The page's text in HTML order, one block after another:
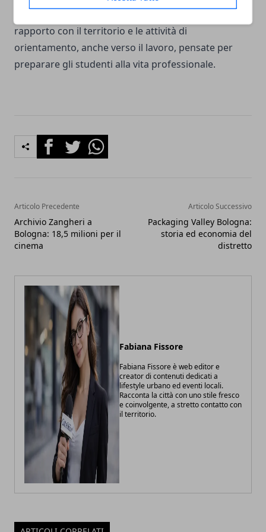
rapporto con il territorio e le attività di
orientamento, anche verso il lavoro, pensate per
preparare gli studenti alla vita professionale.
FacebookTwitterWhatsapp
Articolo Precedente
Archivio Zangheri a
Bologna: 18,5 milioni per il
cinema
Articolo Successivo
Packaging Valley Bologna:
storia ed economia del
distretto
Fabiana Fissore
Fabiana Fissore è web editor e
creator di contenuti dedicati a
lifestyle urbano ed eventi locali.
Racconta la città con uno stile fresco
e coinvolgente, a stretto contatto con
il territorio.